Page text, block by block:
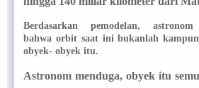
Berdasarkan pemodelan,
bahwa orbit saat ini bukanlah
obyek- obyek itu.
Astronom menduga, obyek itu